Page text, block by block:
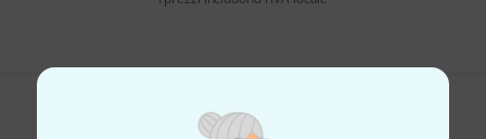
Ti piace ciò che vedi?